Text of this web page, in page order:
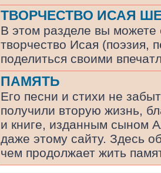
ТВОРЧЕСТВО ИСАЯ
В этом разделе вы можете
творчество Исая (поэзия,
поделиться своими
ПАМЯТЬ
Его песни и стихи не
получили вторую жизнь,
и книге, изданным сыном
даже этому сайту. Здесь
чем продолжает жить